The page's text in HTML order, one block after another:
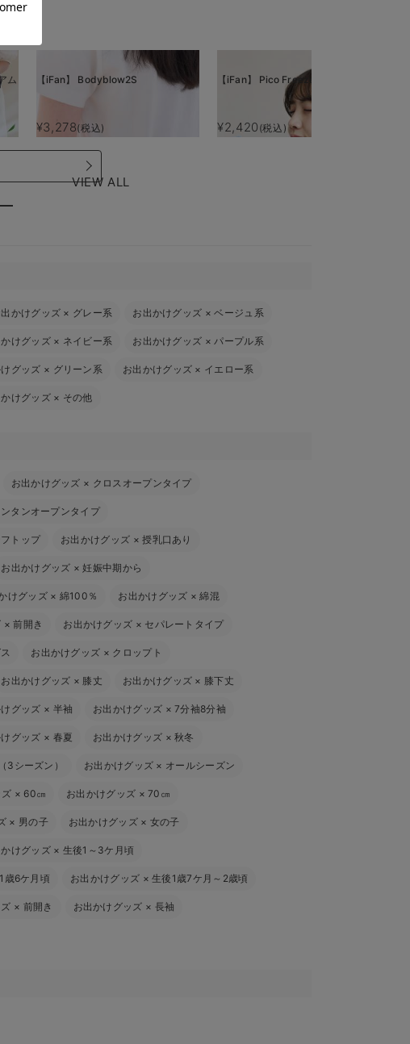
ム 【iFan】 Bodyblow2S
¥3,278(税込)
【iFan】 Pico Freeze
¥2,420 (税込)
VIEW ALL
かけグッズ × グレー系 お出かけグッズ ×ベージュ系
けグッズ × ネイビー系 お出かけグッズ ×パープル系
グッズ × グリーン系 お出かけグッズ × イエロー系
けグッズ × その他
お出かけグッズ × クロスオープンタイプ
タンオープンタイプ
トップ お出かけグッズ ×授乳口あり
お出かけグッズ ×妊娠中期から
けグッズ × 綿100％ お出かけグッズ ×綿混
×前開き お出かけグッズ × セパレートタイプ
お出かけグッズ × クロップト
お出かけグッズ × 膝丈 お出かけグッズ × 膝下丈
グッズ × 半袖 お出かけグッズ ×7分袖8分袖
グッズ × 春夏 お出かけグッズ ×秋冬
3シーズン） お出かけグッズ × オールシーズン
× 60㎝ お出かけグッズ ×70㎝
× 男の子 お出かけグッズ × 女の子
けグッズ × 生後1～3ケ月頃
歳6ケ月頃 お出かけグッズ ×生後1歳7ケ月～2歳頃
× 前開き お出かけグッズ × 長袖